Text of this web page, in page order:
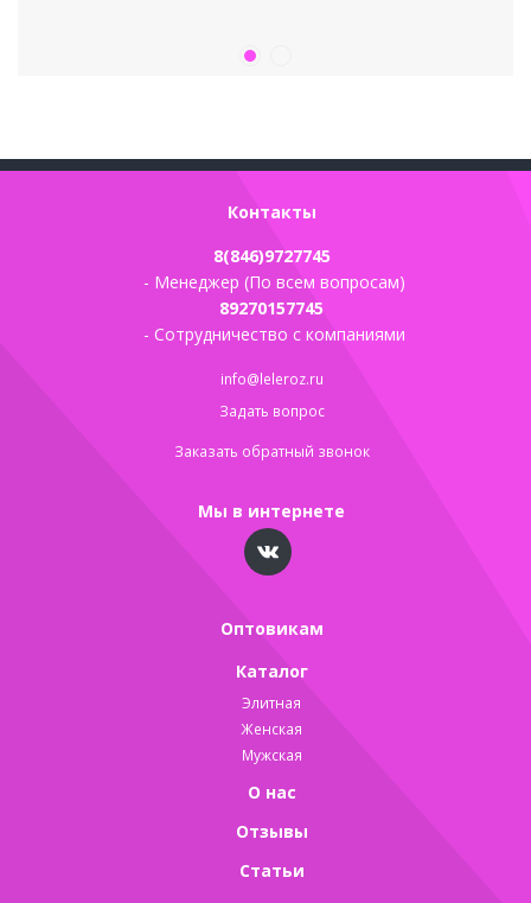
Контакты
8(846)9727745
- Менеджер (По всем вопросам)
89270157745
- Сотрудничество с компаниями
info@leleroz.ru
Задать вопрос
Заказать обратный звонок
Мы в интернете
Оптовикам
Каталог
Элитная
Женская
Мужская
О нас
Отзывы
Статьи